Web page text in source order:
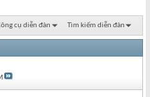
cụ diễn đàn Tìm kiếm diễn đàn